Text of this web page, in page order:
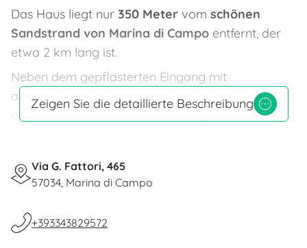
Das Haus liegt nur 350 Meter vom schönen
Sandstrand von Marina di Campo entfernt, der
etwa 2 km lang ist.
Neben dem gepflasterten Eingang mit
automatischem Tor stehen ein Gartenfür
angenehme Abende im Freien, ein praktischer
Das Haus besteht aus einem Doppelzimmer, einer
Badezimmer mit Duschkabine. Klimaanlage, TV im
Schlafzimmer und in der Küche, WLAN sowie
Zeigen Sie die detaillierte Beschreibung
Via G. Fattori, 465
57034, Marina di Campo
+393343829572